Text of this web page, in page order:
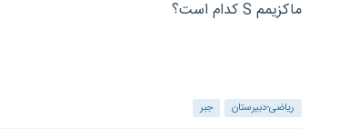
ماکزیمم S کدام است؟
ریاضی-دبیرستان جبر